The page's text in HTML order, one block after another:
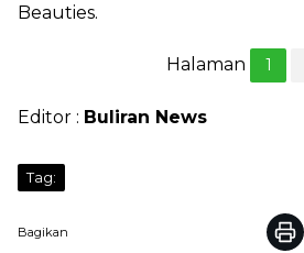
Beauties.
Halaman 1
Editor : Buliran News
Tag:
Bagikan